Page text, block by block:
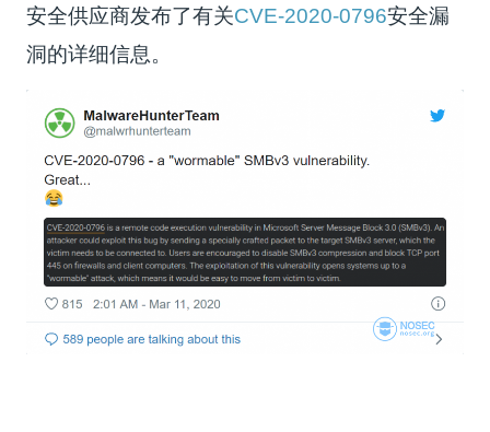
安全供应商发布了有关CVE-2020-0796安全漏
洞的详细信息。